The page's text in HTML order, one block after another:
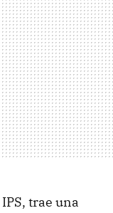
IPS, trae una